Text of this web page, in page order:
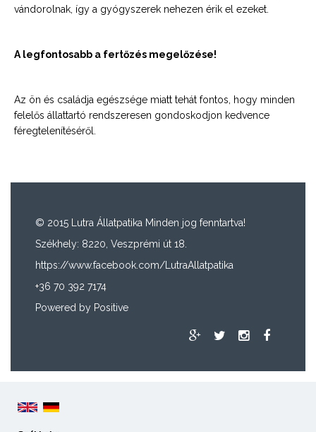
vándorolnak, így a gyógyszerek nehezen érik el ezeket.
A legfontosabb a fertőzés megelőzése!
Az ön és családja egészsége miatt tehát fontos, hogy minden
felelős állattartó rendszeresen gondoskodjon kedvence
féregtelenítéséről.
© 2015 Lutra Állatpatika Minden jog fenntartva!
Székhely: 8220, Veszprémi út 18.
https://www.facebook.com/LutraAllatpatika
+36 70 392 7174
Powered by Positive